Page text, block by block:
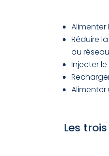
Réduire
au
Injecter
Les